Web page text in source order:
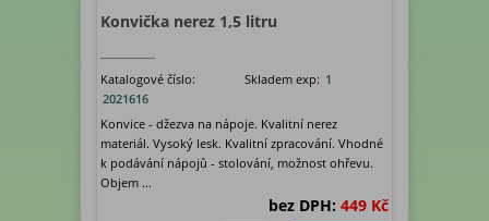
Konvička nerez 1,5 litru
Katalogové číslo:
2021616
Skladem exp: 1
Konvice - džezva na nápoje. Kvalitní nerez
materiál. Vysoký lesk. Kvalitní zpracování. Vhodné
k podávání nápojů - stolování, možnost ohřevu.
Objem ...
bez DPH: 449 Kč